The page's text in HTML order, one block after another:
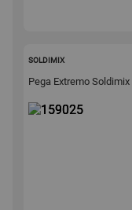
SOLDIMIX
Pega Extremo